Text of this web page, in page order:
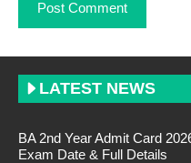
LATEST NEWS
BA 2nd Year Admit Card
Exam Date & Full Details